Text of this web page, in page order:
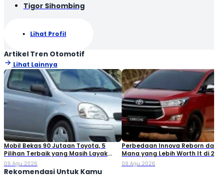
Tigor Sihombing
Lihat Profil
Artikel Tren Otomotif
Lihat Lainnya
Mobil Bekas 90 Jutaan Toyota, 5
Pilihan Terbaik yang Masih Layak
Dibeli
09 Agu 2026
Perbedaan Innova Reborn
Mana yang Lebih Worth It di
09 Agu 2026
Rekomendasi Untuk Kamu